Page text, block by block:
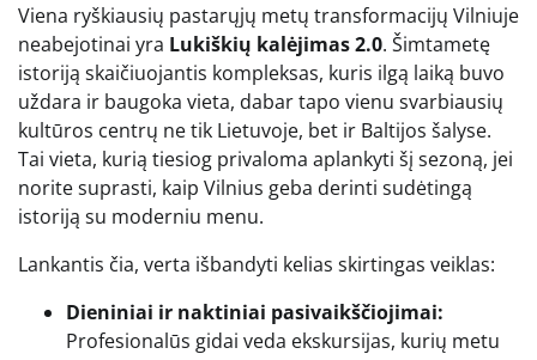
Viena ryškiausių pastarųjų metų transformacijų Vilniuje
neabejotinai yra Lukiškių kalėjimas 2.0. Šimtametę
istoriją skaičiuojantis kompleksas, kuris ilgą laiką buvo
uždara ir baugoka vieta, dabar tapo vienu svarbiausių
kultūros centrų ne tik Lietuvoje, bet ir Baltijos šalyse.
Tai vieta, kurią tiesiog privaloma aplankyti šį sezoną, jei
norite suprasti, kaip Vilnius geba derinti sudėtingą
istoriją su moderniu menu.
Lankantis čia, verta išbandyti kelias skirtingas veiklas:
Dieniniai ir naktiniai pasivaikščiojimai:
Profesionalūs gidai veda ekskursijas, kurių metu